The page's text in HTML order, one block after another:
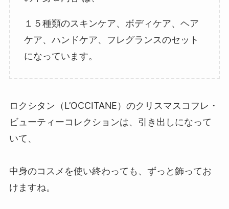
１５種類のスキンケア、ボディケア、ヘア
ケア、ハンドケア、フレグランスのセット
になっています。
ロクシタン（L’OCCITANE） のクリスマスコフレ・
ビューティーコレクションは、引き出しになって
いて、
中身のコスメを使い終わっても、ずっと飾ってお
けますね。